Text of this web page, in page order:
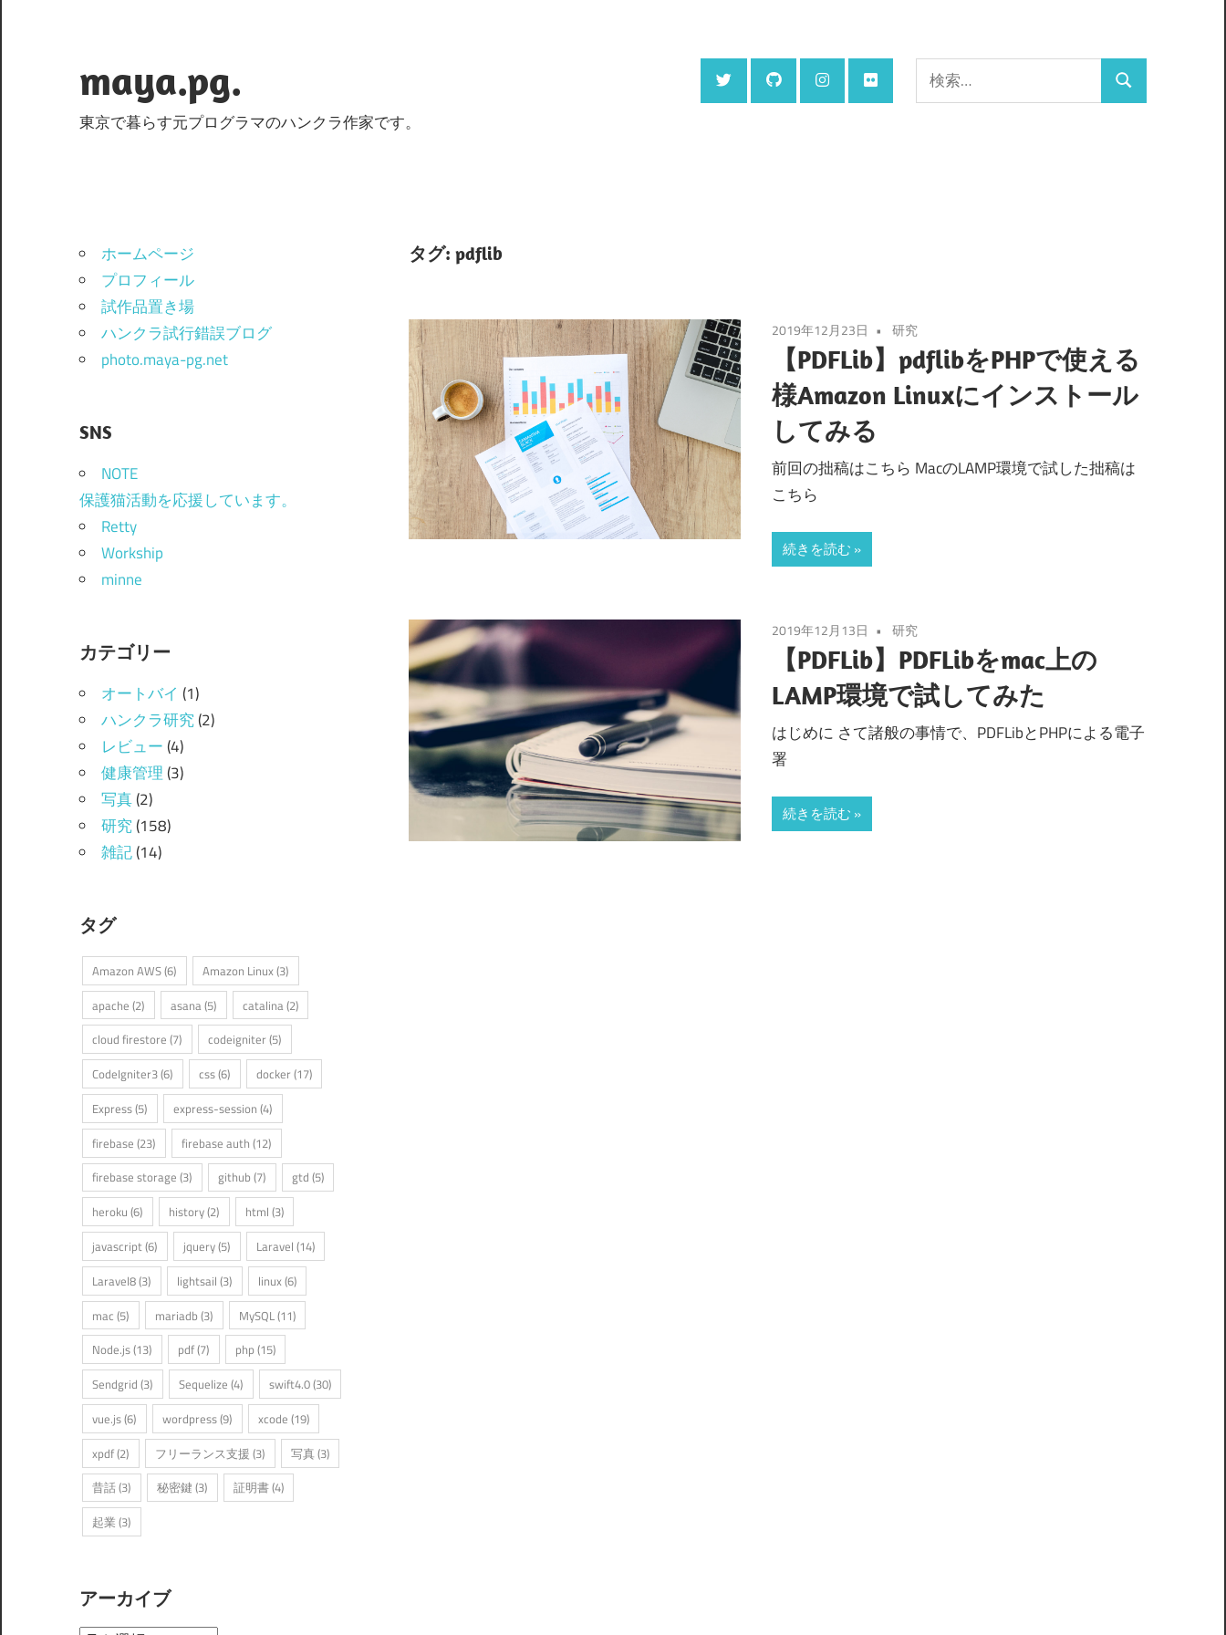
ン
ツ
プ
maya.pg.
東京で暮らす元プログラマのハンクラ作家です。
索:
検
タグ: pdflib
2019年12月23日 研究
【PDFLib】pdflibをPHPで使える
様Amazon Linuxにインストール
してみる
前回の拙稿はこちら MacのLAMP環境で試した拙稿は
こちら
続きを読む
2019年12月13日 研究
【PDFLib】PDFLibをmac上の
LAMP環境で試してみた
はじめに さて諸般の事情で、PDFLibとPHPによる電子
署
続きを読む
ホームページ
プロフィール
試作品置き場
ハンクラ試行錯誤ブログ
photo.maya-pg.net
SNS
NOTE
保護猫活動を応援しています。
Retty
Workship
minne
カテゴリー
オートバイ (1)
ハンクラ研究(2)
レビュー(4)
健康管理(3)
写真(2)
研究(158)
雑記(14)
タグ
Amazon AWS(6) Amazon Linux(3)
apache (2) asana (5) catalina (2)
cloud firestore (7) codeigniter (5)
CodeIgniter3(6) css(6) docker (17)
Express(5) express-session (4)
firebase (23) firebase auth (12)
firebase storage (3) github (7) gtd (5)
heroku (6) history(2) html (3)
javascript(6) jquery(5) Laravel (14)
Laravel8(3) lightsail (3) linux(6)
mac (5) mariadb (3) MySQL(11)
Node.js(13) pdf(7) php(15)
Sendgrid (3) Sequelize (4) swift4.0(30)
vue.js(6) wordpress(9) xcode (19)
xpdf(2) フリーランス支援 (3) 写真(3)
昔話(3) 秘密鍵 (3) 証明書(4)
起業 (3)
アーカイブ